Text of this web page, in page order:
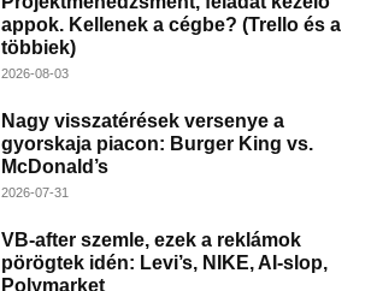
appok. Kellenek a cégbe? (Trello és a
többiek)
2026-08-03
Nagy visszatérések versenye a
gyorskaja piacon: Burger King vs.
McDonald’s
2026-07-31
VB-after szemle, ezek a reklámok
pörögtek idén: Levi’s, NIKE, AI-slop,
Polymarket